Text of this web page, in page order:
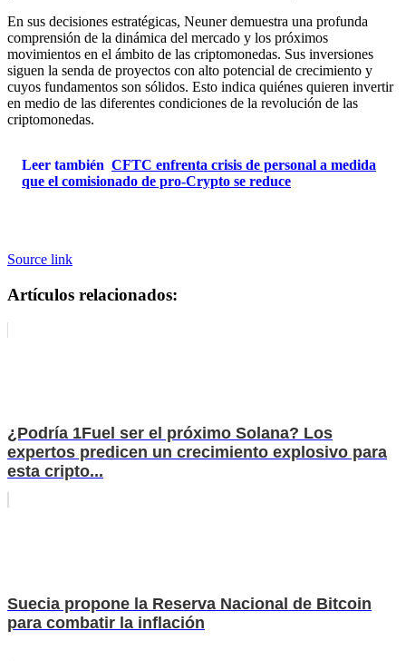
En sus decisiones estratégicas, Neuner demuestra una profunda
comprensión de la dinámica del mercado y los próximos
movimientos en el ámbito de las criptomonedas. Sus inversiones
siguen la senda de proyectos con alto potencial de crecimiento y
cuyos fundamentos son sólidos. Esto indica quiénes quieren invertir
en medio de las diferentes condiciones de la revolución de las
criptomonedas.
Leer también CFTC enfrenta crisis de personal a medida
que el comisionado de pro-Crypto se reduce
Source link
Artículos relacionados:
¿Podría 1Fuel ser el próximo Solana? Los
expertos predicen un crecimiento explosivo para
esta cripto...
Suecia propone la Reserva Nacional de Bitcoin
para combatir la inflación